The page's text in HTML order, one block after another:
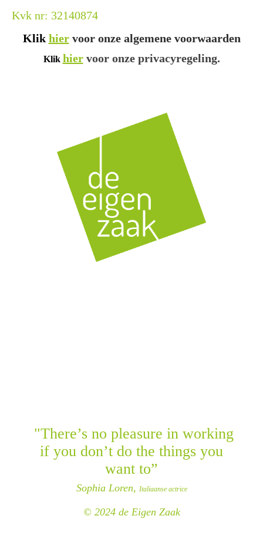
Kvk nr: 32140874
Klik hier voor onze algemene voorwaarden
Klik hiervoor onze privacyregeling.
"There’s no pleasure in working
if you don’t do the things you
want to”
Sophia Loren, Italiaanse actrice
© 2024 de Eigen Zaak